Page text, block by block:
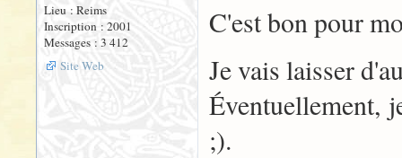
Lieu : Reims
Inscription : 2001
Messages : 3 412
Site Web
C'est bon pour
Je vais laisser
Éventuellement,
;).